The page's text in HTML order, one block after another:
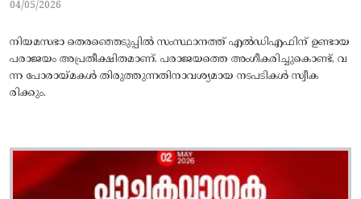
04/05/2026
നിയമസഭാ തെരഞ്ഞെടുപ്പില്‍ സംസ്ഥാനത്ത്‌ എല്‍ഡിഎഫിന് ഉണ്ടായ
പരാജയം അപ്രതീക്ഷിതമാണ്‌. പരാജയത്തെ അംഗീകരിച്ചുകൊണ്ട്‌, വ
ന്ന പോരായ്‌മകള്‍ തിരുത്തുന്നതിനാവശ്യമായ നടപടികള്‍ സ്വീക
രിക്കും.